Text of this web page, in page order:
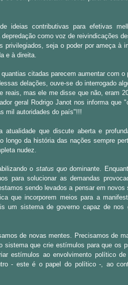
ideias contributivas para efetivas
como voz de reivindicações
privilegiados, seja o poder por ameça à
e à direita.
citadas parecem aumentar com o
delações, ouve-se do interrogado
reais, mas ele me disse que não, eram
geral Rodrigo Janot nos informa que
mil autoridades do país"!!!
que discute aberta e
longo da história das nações sempre
nudez.
o status quodominante.
para solucionar as demandas
sendo levados a pensar em novos
que incorporem meios para a
um sistema de governo capaz de nos
de novas mentes. Precisamos de
sistema que crie estímulos para que os
estímulos ao envolvimento político de
- este é o papel do político -, ao